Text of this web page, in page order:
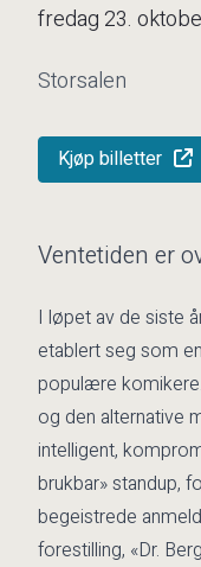
fredag 23.
Storsalen
Kjøp billetter
Ventetiden er
I løpet av de siste
etablert seg som
populære
og den alternative
intelligent,
brukbar» standup,
begeistrede
forestilling, «Dr.